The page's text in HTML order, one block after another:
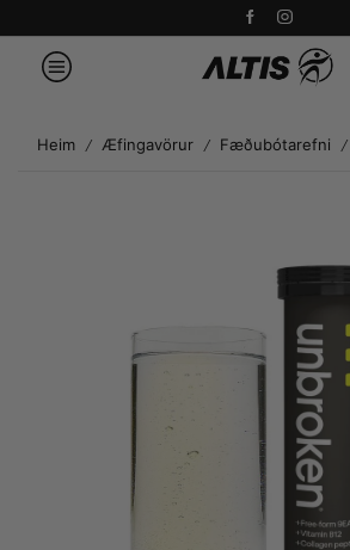
Heim / Æfingavörur / Fæðubótarefni /